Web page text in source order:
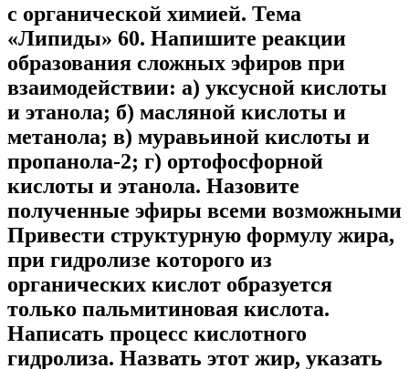
с органической химией. Тема
«Липиды» 60. Напишите реакции
образования сложных эфиров при
взаимодействии: а) уксусной кислоты
и этанола; б) масляной кислоты и
метанола; в) муравьиной кислоты и
пропанола-2; г) ортофосфорной
кислоты и этанола. Назовите
полученные эфиры всеми возможными
Привести структурную формулу жира,
при гидролизе которого из
органических кислот образуется
только пальмитиновая кислота.
Написать процесс кислотного
гидролиза. Назвать этот жир, указать